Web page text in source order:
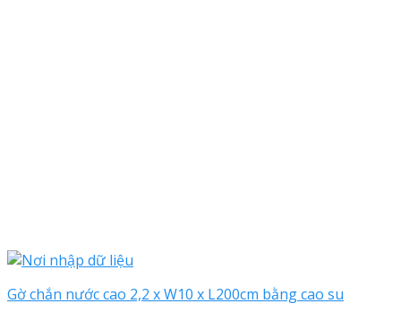
Gờ chắn nước cao 2,2 x W10 x L200cm bằng cao su